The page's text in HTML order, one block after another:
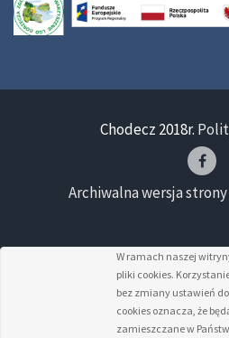
Chodecz 2018r.
Archiwalna wersja
W ramach naszej
pliki cookies.
bez zmiany ustawień
cookies oznacza, że
zamieszczane w